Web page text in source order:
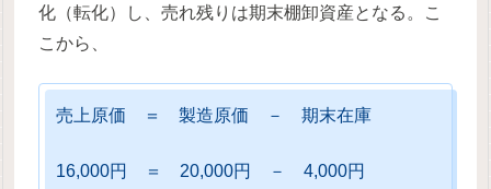
化（転化）し、売れ残りは期末棚卸資産となる。こ
こから、
売上原価 ＝ 製造原価 － 期末在庫
16,000円 ＝ 20,000円 － 4,000円